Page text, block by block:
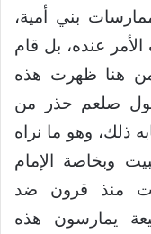
بني أمية،
عنده، بل قام
هنا ظهرت هذه
صلعم حذر من
ذلك، وهو ما نراه
وبخاصة الإمام
منذ قرون ضد
يمارسون هذه